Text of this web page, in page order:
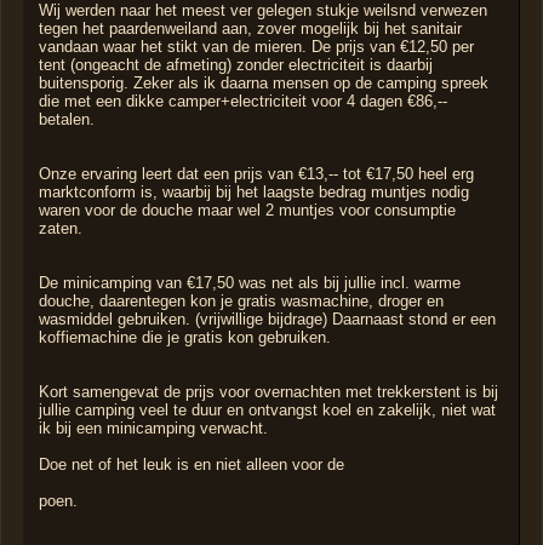
Wij werden naar het meest ver gelegen stukje weilsnd verwezen
tegen het paardenweiland aan, zover mogelijk bij het sanitair
vandaan waar het stikt van de mieren. De prijs van €12,50 per
tent (ongeacht de afmeting) zonder electriciteit is daarbij
buitensporig. Zeker als ik daarna mensen op de camping spreek
die met een dikke camper+electriciteit voor 4 dagen €86,--
betalen.
Onze ervaring leert dat een prijs van €13,-- tot €17,50 heel erg
marktconform is, waarbij bij het laagste bedrag muntjes nodig
waren voor de douche maar wel 2 muntjes voor consumptie
zaten.
De minicamping van €17,50 was net als bij jullie incl. warme
douche, daarentegen kon je gratis wasmachine, droger en
wasmiddel gebruiken. (vrijwillige bijdrage) Daarnaast stond er een
koffiemachine die je gratis kon gebruiken.
Kort samengevat de prijs voor overnachten met trekkerstent is bij
jullie camping veel te duur en ontvangst koel en zakelijk, niet wat
ik bij een minicamping verwacht.
Doe net of het leuk is en niet alleen voor de
poen.